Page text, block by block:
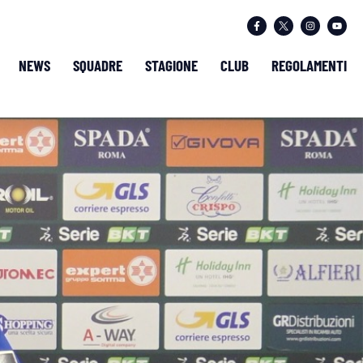
NEWS SQUADRE STAGIONE CLUB REGOLAMENTI